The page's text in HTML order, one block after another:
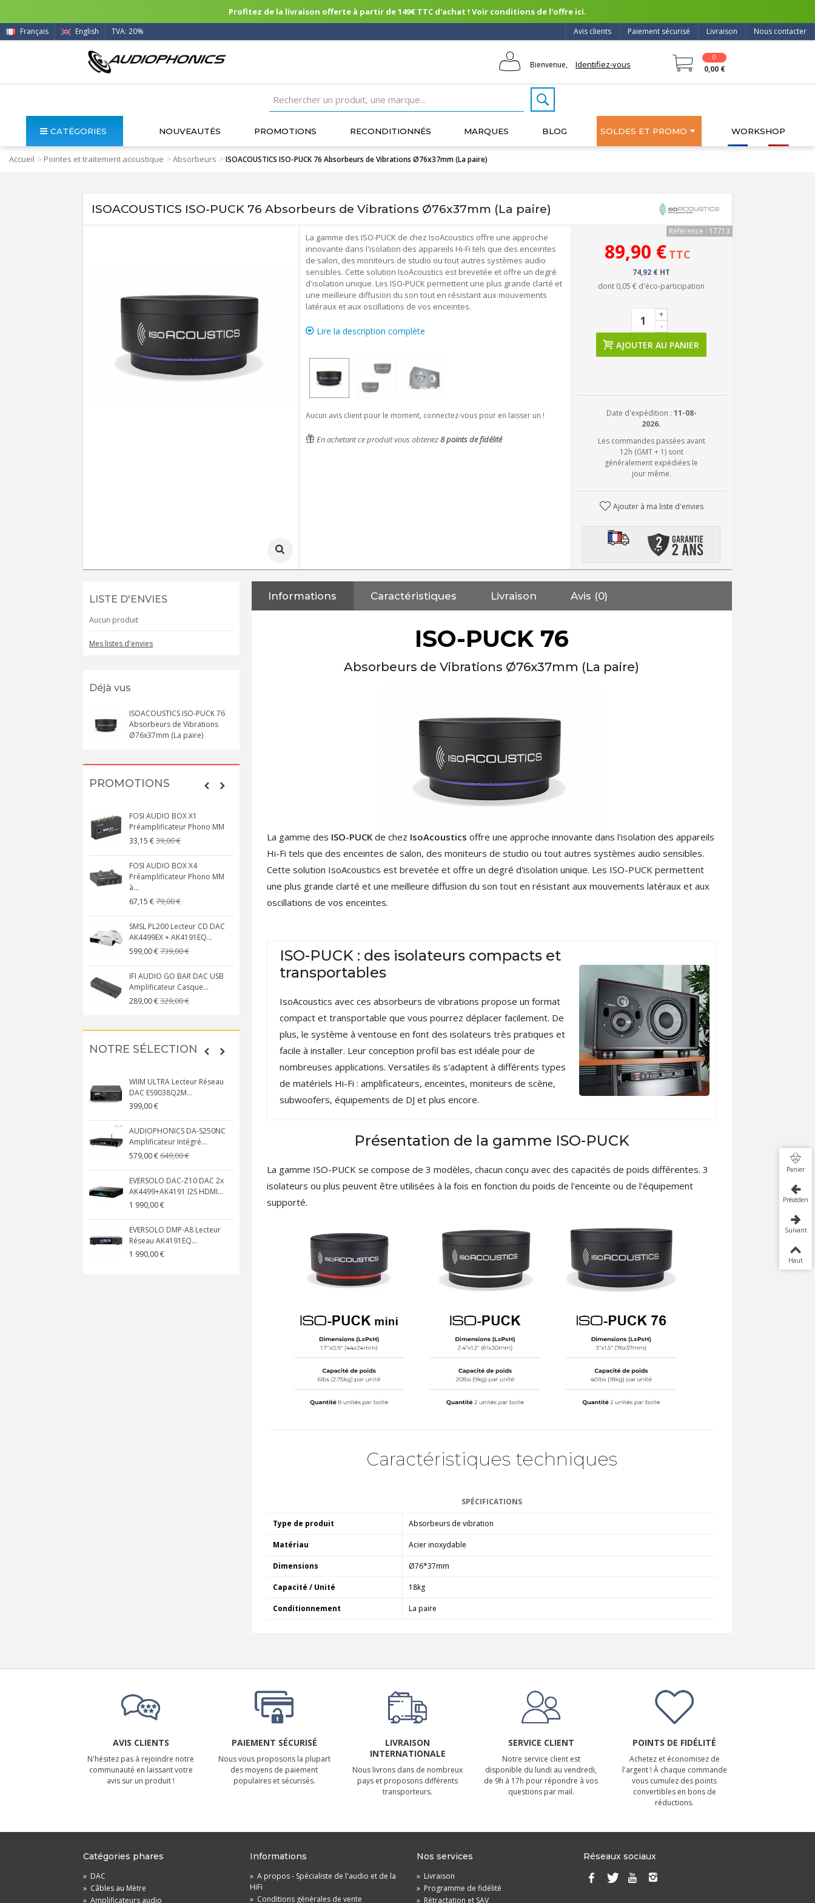
Profitez de la livraison offerte à partir de 149€ TTC d'achat ! Voir conditions de l'offre ici.
Nous contacter
Livraison
Paiement sécurisé
Avis clients
Français English TVA: 20%
Bienvenue, Identifiez-vous
0
0,00 €
CATÉGORIES NOUVEAUTÉS PROMOTIONS RECONDITIONNÉS MARQUES BLOG SOLDES ET PROMO WORKSHOP
Accueil > Pointes et traitement acoustique >Absorbeurs >ISOACOUSTICS ISO-PUCK 76 Absorbeurs de Vibrations Ø76x37mm (La paire)
ISOACOUSTICS ISO-PUCK 76 Absorbeurs de Vibrations Ø76x37mm (La paire)
La gamme des ISO-PUCK de chez IsoAcoustics offre une approche
innovante dans l'isolation des appareils Hi-Fi tels que des enceintes
de salon, des moniteurs de studio ou tout autres systèmes audio
sensibles. Cette solution IsoAcoustics est brevetée et offre un degré
d'isolation unique. Les ISO-PUCK permettent une plus grande clarté et
une meilleure diffusion du son tout en résistant aux mouvements
latéraux et aux oscillations de vos enceintes.
Lire la description complète
Aucun avis client pour le moment, connectez-vous pour en laisser un !
En achetant ce produit vous obtenez8points de fidélité
Référence : 17713
89,90 € TTC
74,92 € HT
dont 0,05 € d'éco-participation
-
+
AJOUTER AU PANIER
Date d'expédition : 11-08-
2026.
Les commandes passées avant
12h (GMT + 1) sont
généralement expédiées le
jour même.
Ajouter à ma liste d'envies
LISTE D'ENVIES
Aucun produit
Mes listes d'envies
Déjà vus
ISOACOUSTICS ISO-PUCK 76
Absorbeurs de Vibrations
Ø76x37mm (La paire)
PROMOTIONS
FOSI AUDIO BOX X1
Préamplificateur Phono MM
33,15 €39,00 €
FOSI AUDIO BOX X4
Préamplificateur Phono MM
à...
67,15 €79,00 €
SMSL PL200 Lecteur CD DAC
AK4499EX + AK4191EQ...
599,00 €739,00 €
IFI AUDIO GO BAR DAC USB
Amplificateur Casque...
289,00 €329,00 €
4,30 €4,95 €
[GRADE B] DAYTON AUDIO
MKSX4 Enceinte Subwoofer...
149,00 €179,90 €
Amplificateur 4 Voies pour...
NOTRE SÉLECTION
WIIM ULTRA Lecteur Réseau
DAC ES9038Q2M...
399,00 €
AUDIOPHONICS DA-S250NC
Amplificateur Intégré...
579,00 €649,00 €
EVERSOLO DAC-Z10 DAC 2x
AK4499+AK4191 I2S HDMI...
1 990,00 €
EVERSOLO DMP-A8 Lecteur
Réseau AK4191EQ...
1 990,00 €
AUDIOPHONICS DAW-S250NC
790,00 €
EDITION GEN 2 Lecteur...
1 290,00 €
Casque AK4191 +...
Informations Caractéristiques Livraison Avis (0)
ISO-PUCK 76
Absorbeurs de Vibrations Ø76x37mm (La paire)
La gamme des ISO-PUCK de chez IsoAcoustics offre une approche innovante dans l'isolation des appareils
Hi-Fi tels que des enceintes de salon, des moniteurs de studio ou tout autres systèmes audio sensibles.
Cette solution IsoAcoustics est brevetée et offre un degré d'isolation unique. Les ISO-PUCK permettent
une plus grande clarté et une meilleure diffusion du son tout en résistant aux mouvements latéraux et aux
oscillations de vos enceintes.
ISO-PUCK : des isolateurs compacts et
transportables
IsoAcoustics avec ces absorbeurs de vibrations propose un format
compact et transportable que vous pourrez déplacer facilement. De
plus, le système à ventouse en font des isolateurs très pratiques et
facile à installer. Leur conception profil bas est idéale pour de
nombreuses applications. Versatiles ils s'adaptent à différents types
de matériels Hi-Fi : amplificateurs, enceintes, moniteurs de scène,
subwoofers, équipements de DJ et plus encore.
Présentation de la gamme ISO-PUCK
La gamme ISO-PUCK se compose de 3 modèles, chacun conçu avec des capacités de poids différentes. 3
isolateurs ou plus peuvent être utilisées à la fois en fonction du poids de l'enceinte ou de l'équipement
supporté.
Caractéristiques techniques
SPÉCIFICATIONS
Type de produit Absorbeurs de vibration
Matériau Acier inoxydable
Dimensions Ø76*37mm
Capacité / Unité 18kg
Conditionnement La paire
AVIS CLIENTS
N'hésitez pas à rejoindre notre
communauté en laissant votre
avis sur un produit !
PAIEMENT SÉCURISÉ
Nous vous proposons la plupart
des moyens de paiement
populaires et sécurisés.
LIVRAISON
INTERNATIONALE
Nous livrons dans de nombreux
pays et proposons différents
transporteurs.
SERVICE CLIENT
Notre service client est
disponible du lundi au vendredi,
de 9h à 17h pour répondre à vos
questions par mail.
POINTS DE FIDÉLITÉ
Achetez et économisez de
l'argent ! À chaque commande
vous cumulez des points
convertibles en bons de
réductions.
Catégories phares
» DAC
» Câbles au Mètre
» Amplificateurs audio
Informations
» A propos - Spécialiste de l'audio et de la
HiFi
» Conditions générales de vente
Nos services
» Livraison
» Programme de fidélité
» Rétractation et SAV
Réseaux sociaux
Panier
Précédent
Suivant
Haut